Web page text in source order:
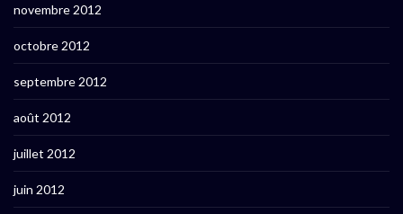
novembre 2012
octobre 2012
septembre 2012
août 2012
juillet 2012
juin 2012